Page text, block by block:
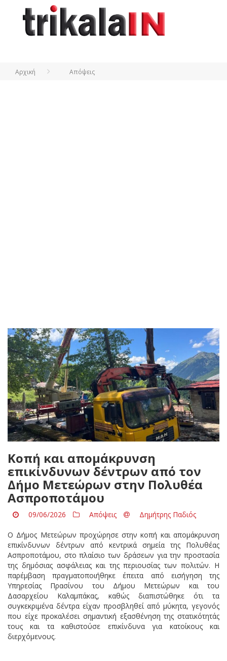
Αρχική Απόψεις
Κοπή και απομάκρυνση
επικίνδυνων δέντρων από τον
Δήμο Μετεώρων στην Πολυθέα
Ασπροποτάμου
09/06/2026 Απόψεις Δημήτρης Παδιός
Ο Δήμος Μετεώρων προχώρησε στην κοπή και απομάκρυνση
επικίνδυνων δέντρων από κεντρικά σημεία της Πολυθέας
Ασπροποτάμου, στο πλαίσιο των δράσεων για την προστασία
της δημόσιας ασφάλειας και της περιουσίας των πολιτών. Η
παρέμβαση πραγματοποιήθηκε έπειτα από εισήγηση της
Υπηρεσίας Πρασίνου του Δήμου Μετεώρων και του
Δασαρχείου Καλαμπάκας, καθώς διαπιστώθηκε ότι τα
συγκεκριμένα δέντρα είχαν προσβληθεί από μύκητα, γεγονός
που είχε προκαλέσει σημαντική εξασθένηση της στατικότητάς
τους και τα καθιστούσε επικίνδυνα για κατοίκους και
διερχόμενους.